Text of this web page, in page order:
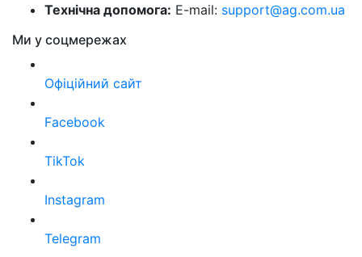
Технічна допомога: E-mail: support@ag.com.ua
Ми у соцмережах
Офіційний сайт
Facebook
TikTok
Instagram
Telegram